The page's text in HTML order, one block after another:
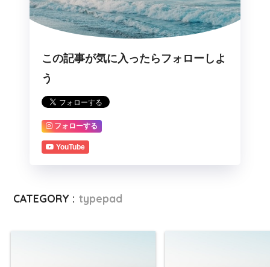
この記事が気に入ったらフォローしよ
う
フォローする
YouTube
CATEGORY : typepad